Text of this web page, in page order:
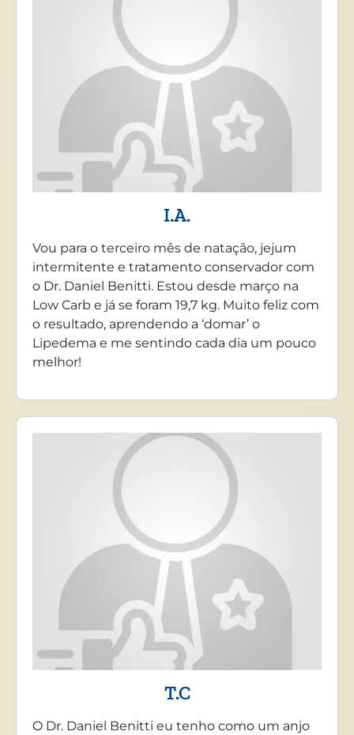
I.A.
Vou para o terceiro mês de natação, jejum
intermitente e tratamento conservador com
o Dr. Daniel Benitti. Estou desde março na
Low Carb e já se foram 19,7 kg. Muito feliz com
o resultado, aprendendo a ‘domar’ o
Lipedema e me sentindo cada dia um pouco
melhor!
T.C
O Dr. Daniel Benitti eu tenho como um anjo